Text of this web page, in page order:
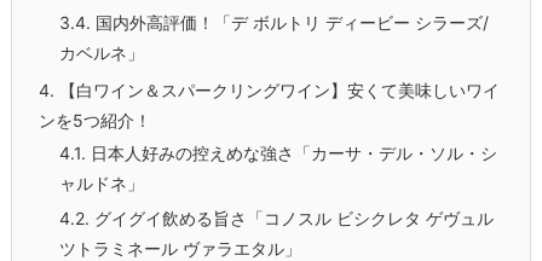
3.4. 国内外高評価！「デ ボルトリ ディービー シラーズ/
カベルネ」
4. 【白ワイン＆スパークリングワイン】安くて美味しいワイ
ンを5つ紹介！
4.1. 日本人好みの控えめな強さ「カーサ・デル・ソル・シ
ャルドネ」
4.2. グイグイ飲める旨さ「コノスル ビシクレタ ゲヴュル
ツトラミネール ヴァラエタル」